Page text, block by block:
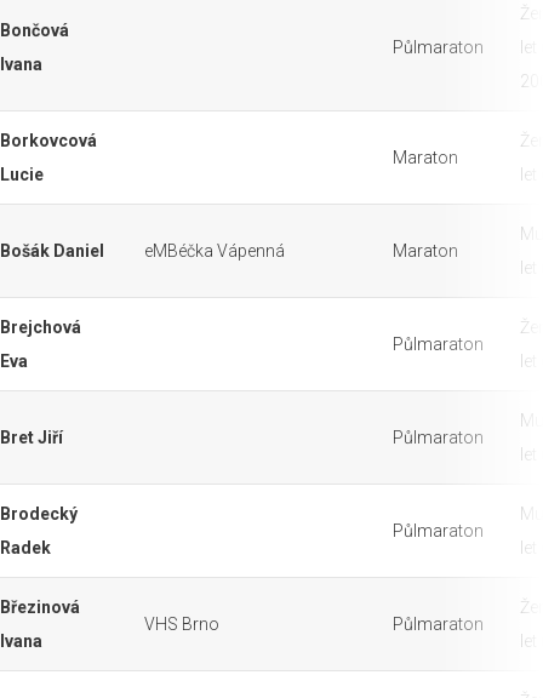
Bončová
Ivana
Půlmaraton
Borkovcová
Lucie
Maraton
Bošák Daniel eMBéčka Vápenná Maraton
Brejchová
Eva
Půlmaraton
Bret Jiří Půlmaraton
Brodecký
Radek
Půlmaraton
Březinová
Ivana
VHS Brno Půlmaraton